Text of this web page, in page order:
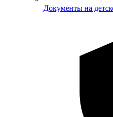
Документы на